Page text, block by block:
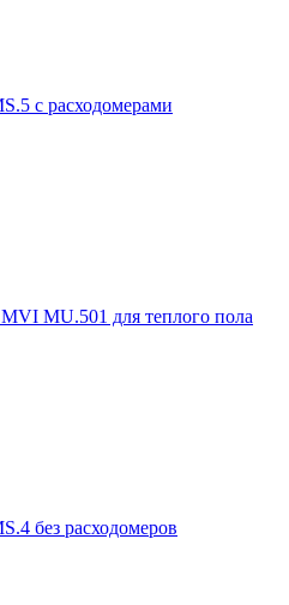
с расходомерами
MU.501 для теплого пола
без расходомеров